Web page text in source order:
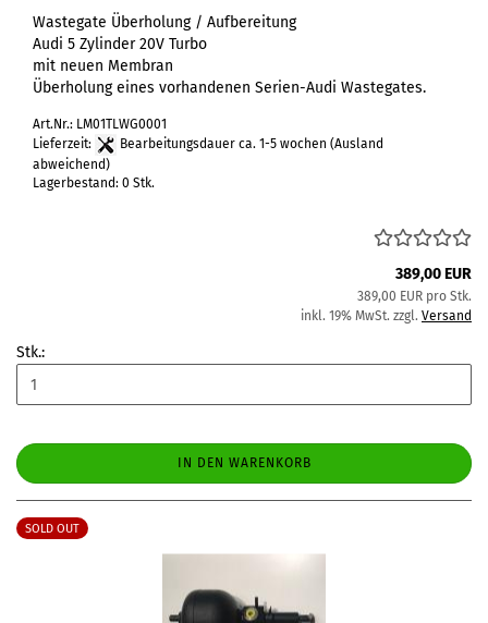
Wastegate Überholung / Aufbereitung
Audi 5 Zylinder 20V Turbo
mit neuen Membran
Überholung eines vorhandenen Serien-Audi Wastegates.
Art.Nr.: LM01TLWG0001
Lieferzeit:
Bearbeitungsdauer ca. 1-5 wochen (Ausland
abweichend)
Lagerbestand: 0 Stk.
389,00 EUR
389,00 EUR pro Stk.
inkl. 19% MwSt. zzgl. Versand
Stk.:
IN DEN WARENKORB
SOLD OUT